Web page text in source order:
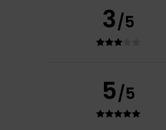
3/5
5/5